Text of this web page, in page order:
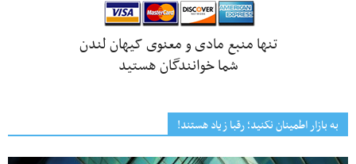
تنها منبع مادی و معنوی کیهان لندن
شما خوانندگان هستید
به بازار اطمینان نکنید؛ رقبا زیاد هستند!